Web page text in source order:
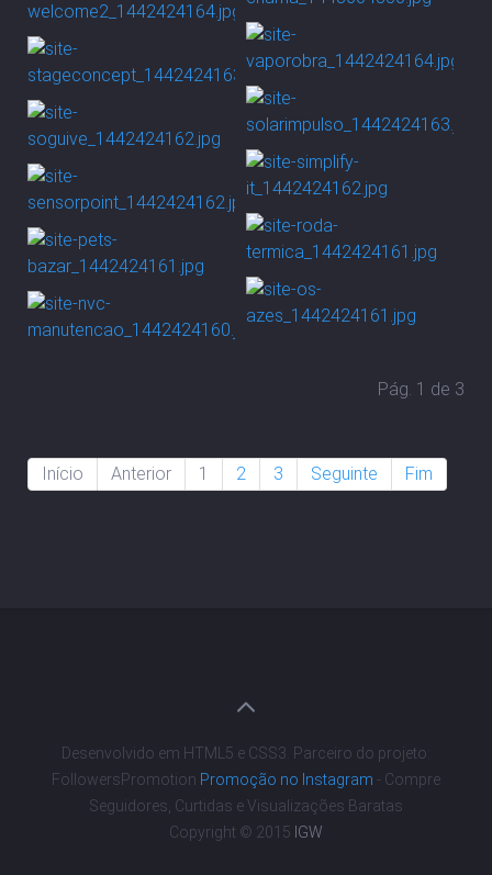
Pág. 1 de 3
Início Anterior 1 2 3 Seguinte Fim
Desenvolvido em HTML5 e CSS3. Parceiro do projeto:
FollowersPromotion Promoção no Instagram - Compre
Seguidores, Curtidas e Visualizações Baratas
Copyright © 2015 IGW